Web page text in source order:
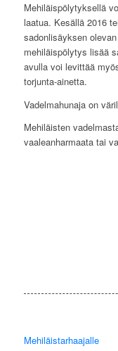
Mehiläispölytyksellä
laatua. Kesällä 2016
sadonlisäyksen
mehiläispölytys lisää
avulla voi levittää
torjunta-ainetta.
Vadelmahunaja on
Mehiläisten
vaaleanharmaata tai
Mehiläistarhaajalle